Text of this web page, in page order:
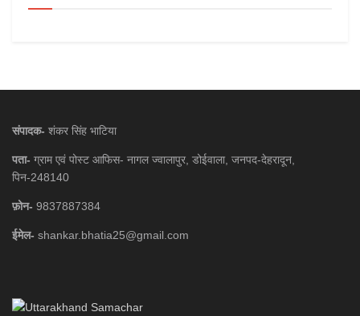
संपादक- शंकर सिंह भाटिया
पता- ग्राम एवं पोस्ट आफिस- नागल ज्वालापुर, डोईवाला, जनपद-देहरादून,
पिन-248140
फ़ोन- 9837887384
ईमेल- shankar.bhatia25@gmail.com